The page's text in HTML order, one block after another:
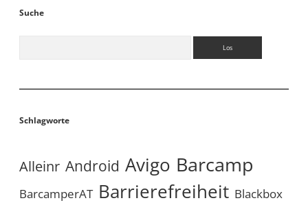
Suche
Schlagworte
Alleinr Android Avigo Barcamp
BarcamperAT Barrierefreiheit Blackbox